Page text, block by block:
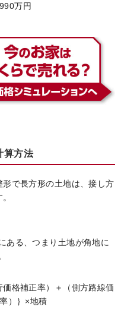
万円
算方法
で長方形の土地は、接し方
ある、つまり土地が角地に
格補正率）＋（側方路線価
）｝×地積